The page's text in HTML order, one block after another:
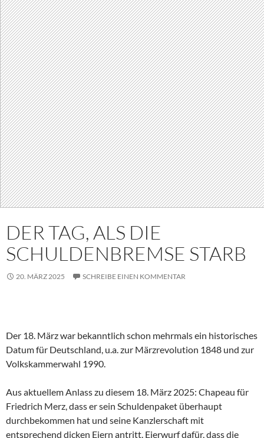
DER TAG, ALS DIE
SCHULDENBREMSE STARB
20. MÄRZ 2025 SCHREIBE EINEN KOMMENTAR
Der 18. März war bekanntlich schon mehrmals ein historisches
Datum für Deutschland, u.a. zur Märzrevolution 1848 und zur
Volkskammerwahl 1990.
Aus aktuellem Anlass zu diesem 18. März 2025: Chapeau für
Friedrich Merz, dass er sein Schuldenpaket überhaupt
durchbekommen hat und seine Kanzlerschaft mit
entsprechend dicken Eiern antritt. Eierwurf dafür, dass die